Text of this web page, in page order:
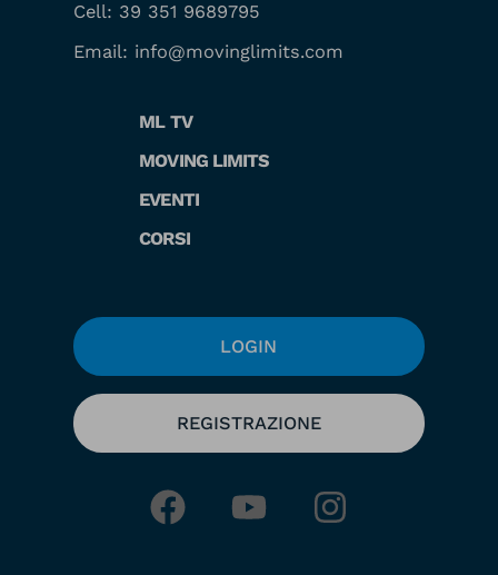
Cell: 39 351 9689795
Email: info@movinglimits.com
ML TV
MOVING LIMITS
EVENTI
CORSI
LOGIN
REGISTRAZIONE
F
a
Y
o
I
n